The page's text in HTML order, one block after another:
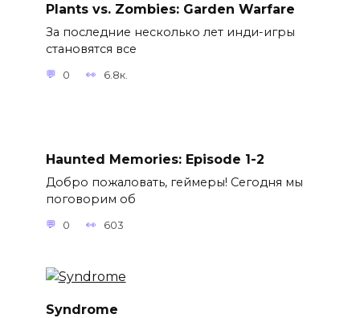
Plants vs. Zombies: Garden Warfare
За последние несколько лет инди-игры
становятся все
0 6.8к.
Haunted Memories: Episode 1-2
Добро пожаловать, геймеры! Сегодня мы
поговорим об
0 603
Syndrome